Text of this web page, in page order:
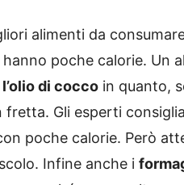
alimenti da
poche calorie. Un
l’olio di cocco in quanto,
fretta. Gli esperti
poche calorie. Però
Infine anche i